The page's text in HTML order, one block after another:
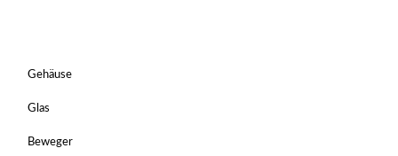
Gehäuse
Glas
Beweger